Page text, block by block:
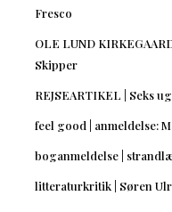
Fresco
OLE LUND
Skipper
REJSEARTIKEL | Seks
feel good | anmeldelse:
boganmeldelse |
litteraturkritik | Søren